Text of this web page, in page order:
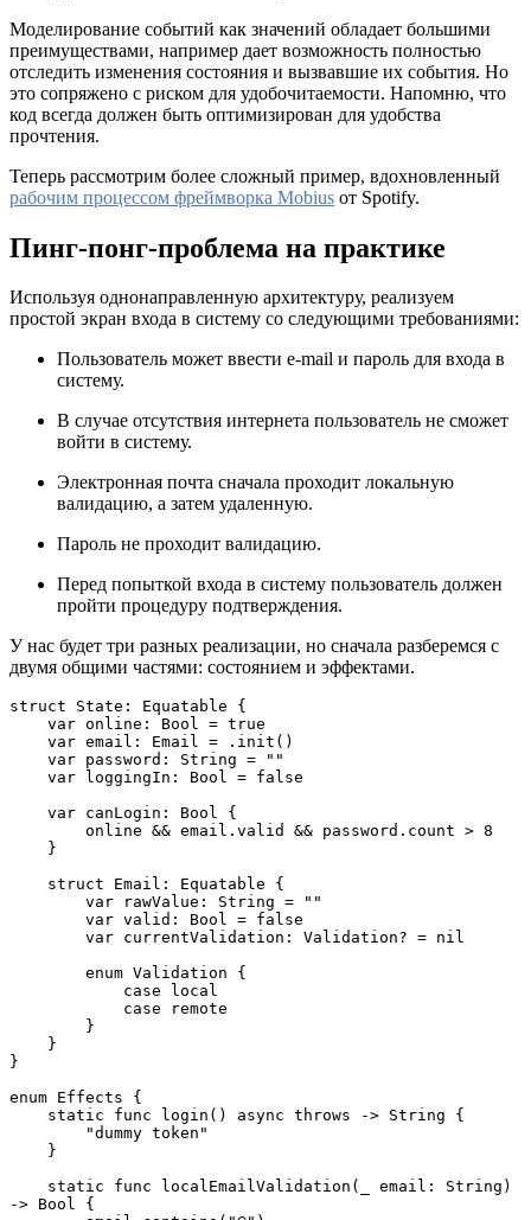
Моделирование событий как значений обладает большими
преимуществами, например дает возможность полностью
отследить изменения состояния и вызвавшие их события. Но
это сопряжено с риском для удобочитаемости. Напомню, что
код всегда должен быть оптимизирован для удобства
прочтения.
Теперь рассмотрим более сложный пример, вдохновленный
рабочим процессом фреймворка Mobius от Spotify.
Пинг-понг-проблема на практике
Используя однонаправленную архитектуру, реализуем
простой экран входа в систему со следующими требованиями:
Пользователь может ввести e-mail и пароль для входа в
систему.
В случае отсутствия интернета пользователь не сможет
войти в систему.
Электронная почта сначала проходит локальную
валидацию, а затем удаленную.
Пароль не проходит валидацию.
Перед попыткой входа в систему пользователь должен
пройти процедуру подтверждения.
У нас будет три разных реализации, но сначала разберемся с
двумя общими частями: состоянием и эффектами.
struct State: Equatable {
    var online: Bool = true
    var email: Email = .init()
    var password: String = ""
    var loggingIn: Bool = false
    var canLogin: Bool {
        online && email.valid && password.count > 8
    }
    struct Email: Equatable {
        var rawValue: String = ""
        var valid: Bool = false
        var currentValidation: Validation? = nil
        enum Validation {
            case local
            case remote
        }
    }
}
enum Effects {
    static func login() async throws -> String {
        "dummy token"
    }
-> Bool {